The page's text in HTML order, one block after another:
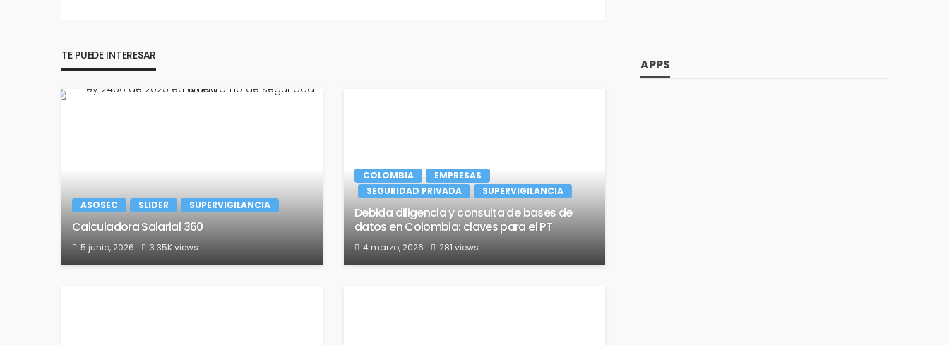
TE PUEDE INTERESAR
ASOSEC SLIDER SUPERVIGILANCIA
Calculadora Salarial 360
5 junio, 2026 3.35K views
COLOMBIA
EMPRESAS
SEGURIDAD PRIVADA
SUPERVIGILANCIA
Debida diligencia y consulta de bases de
datos en Colombia: claves para el PT
4 marzo, 2026 281 views
APPS